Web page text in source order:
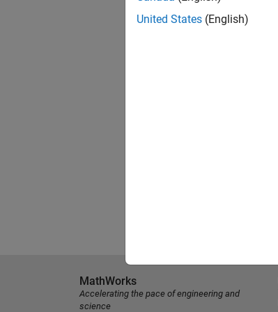
United States (English)
MathWorks
Accelerating the pace of engineering and
science